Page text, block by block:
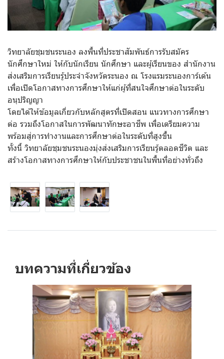
วิทยาลัยชุมชนระนอง ลงพื้นที่ประชาสัมพันธ์การรับสมัคร
นักศึกษาใหม่ ให้กับนักเรียน นักศึกษา และผู้เรียนของ สำนักงาน
ส่งเสริมการเรียนรู้ประจำจังหวัดระนอง ณ โรงแรมระนองการ์เด้น
เพื่อเปิดโอกาสทางการศึกษาให้แก่ผู้ที่สนใจศึกษาต่อในระดับ
อนุปริญญา
โดยได้ให้ข้อมูลเกี่ยวกับหลักสูตรที่เปิดสอน แนวทางการศึกษา
ต่อ รวมถึงโอกาสในการพัฒนาทักษะอาชีพ เพื่อเตรียมความ
พร้อมสู่การทำงานและการศึกษาต่อในระดับที่สูงขึ้น
ทั้งนี้ วิทยาลัยชุมชนระนองมุ่งส่งเสริมการเรียนรู้ตลอดชีวิต และ
สร้างโอกาสทางการศึกษาให้กับประชาชนในพื้นที่อย่างทั่วถึง
บทความที่เกี่ยวข้อง